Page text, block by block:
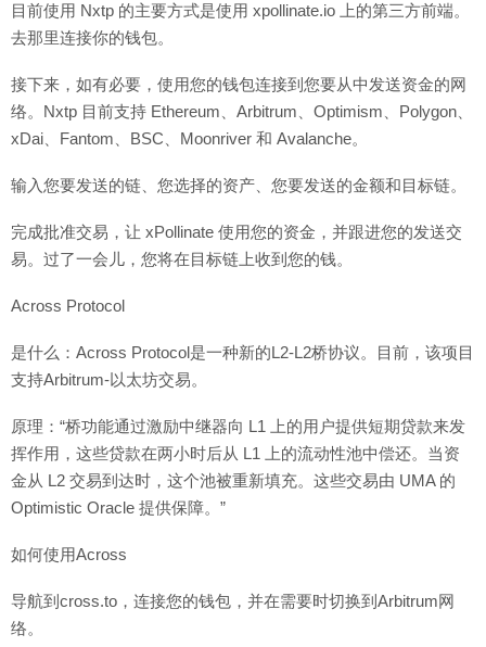
目前使用 Nxtp 的主要方式是使用 xpollinate.io 上的第三方前端。
去那里连接你的钱包。
接下来，如有必要，使用您的钱包连接到您要从中发送资金的网
络。Nxtp 目前支持 Ethereum、Arbitrum、Optimism、Polygon、
xDai、Fantom、BSC、Moonriver 和 Avalanche。
输入您要发送的链、您选择的资产、您要发送的金额和目标链。
完成批准交易，让 xPollinate 使用您的资金，并跟进您的发送交
易。过了一会儿，您将在目标链上收到您的钱。
Across Protocol
是什么：Across Protocol是一种新的L2-L2桥协议。目前，该项目
支持Arbitrum-以太坊交易。
原理：“桥功能通过激励中继器向 L1 上的用户提供短期贷款来发
挥作用，这些贷款在两小时后从 L1 上的流动性池中偿还。当资
金从 L2 交易到达时，这个池被重新填充。这些交易由 UMA 的
Optimistic Oracle 提供保障。”
如何使用Across
导航到cross.to，连接您的钱包，并在需要时切换到Arbitrum网
络。